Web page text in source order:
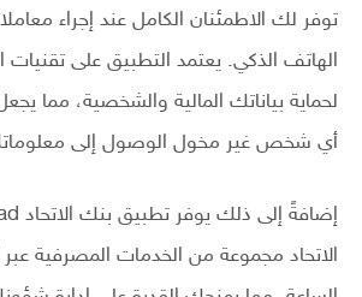
توفر لك الاطمئنان الكامل عند إجراء
الهاتف الذكي. يعتمد التطبيق على تقنيات
لحماية بياناتك المالية والشخصية، مما
أي شخص غير مخول الوصول إلى
الاتحاد مجموعة من الخدمات المصرفية عبر